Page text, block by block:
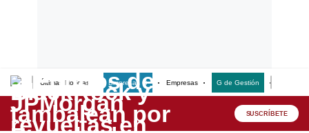
Últimas Noticias Empresas G Empresas G de Gestión
Lo último
Peru Quiosco SUSCRÍBETE